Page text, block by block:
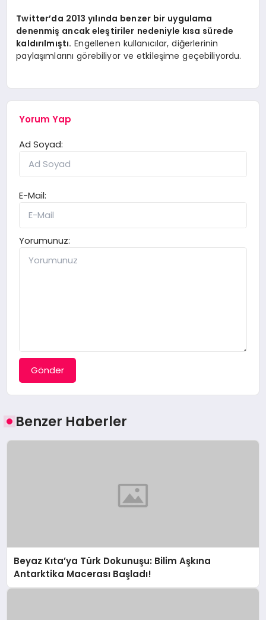
Twitter’da 2013 yılında benzer bir uygulama
denenmiş ancak eleştiriler nedeniyle kısa sürede
kaldırılmıştı. Engellenen kullanıcılar, diğerlerinin
paylaşımlarını görebiliyor ve etkileşime geçebiliyordu.
Yorum Yap
Ad Soyad:
E-Mail:
Yorumunuz:
Gönder
Benzer Haberler
Beyaz Kıta’ya Türk Dokunuşu: Bilim Aşkına
Antarktika Macerası Başladı!